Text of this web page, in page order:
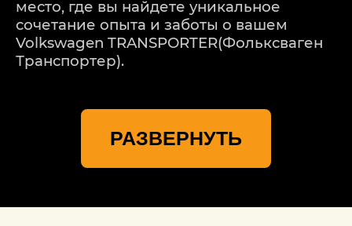
место, где вы найдете уникальное
сочетание опыта и заботы о вашем
Volkswagen TRANSPORTER(Фольксваген
Транспортер).
Volkswagen TRANSPORTER(Фольксваген
Транспортер) – уникальная, и каждое
повреждений. Мы используем
РАЗВЕРНУТЬ